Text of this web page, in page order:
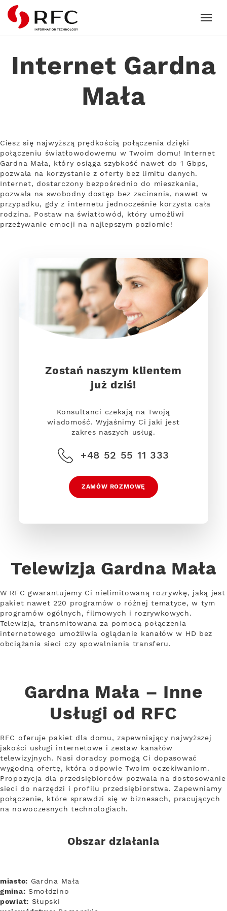
RFC
Internet Gardna
Mała
Ciesz się najwyższą prędkością połączenia dzięki
połączeniu światłowodowemu w Twoim domu! Internet
Gardna Mała, który osiąga szybkość nawet do 1 Gbps,
pozwala na korzystanie z oferty bez limitu danych.
Internet, dostarczony bezpośrednio do mieszkania,
pozwala na swobodny dostęp bez zacinania, nawet w
przypadku, gdy z internetu jednocześnie korzysta cała
rodzina. Postaw na światłowód, który umożliwi
przeżywanie emocji na najlepszym poziomie!
Zostań naszym klientem
już dziś!
Konsultanci czekają na Twoją
wiadomość. Wyjaśnimy Ci jaki jest
zakres naszych usług.
+48 52 55 11 333
ZAMÓW ROZMOWĘ
Telewizja Gardna Mała
W RFC gwarantujemy Ci nielimitowaną rozrywkę, jaką jest
pakiet nawet 220 programów o różnej tematyce, w tym
programów ogólnych, filmowych i rozrywkowych.
Telewizja, transmitowana za pomocą połączenia
internetowego umożliwia oglądanie kanałów w HD bez
obciążania sieci czy spowalniania transferu.
Gardna Mała – Inne
Usługi od RFC
RFC oferuje pakiet dla domu, zapewniający najwyższej
jakości usługi internetowe i zestaw kanałów
telewizyjnych. Nasi doradcy pomogą Ci dopasować
wygodną ofertę, która odpowie Twoim oczekiwaniom.
Propozycja dla przedsiębiorców pozwala na dostosowanie
sieci do narzędzi i profilu przedsiębiorstwa. Zapewniamy
połączenie, które sprawdzi się w biznesach, pracujących
na nowoczesnych technologiach.
Obszar działania
miasto: Gardna Mała
gmina: Smołdzino
powiat: Słupski